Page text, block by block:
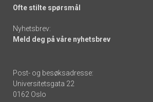
Ofte stilte spørsmål
Nyhetsbrev:
Meld deg på våre nyhetsbrev
Post- og besøksadresse:
Universitetsgata 22
0162 Oslo